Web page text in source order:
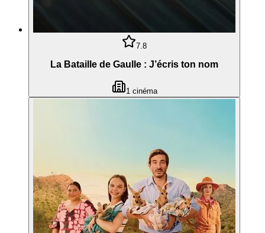
7.8
La Bataille de Gaulle : J’écris ton nom
1 cinéma